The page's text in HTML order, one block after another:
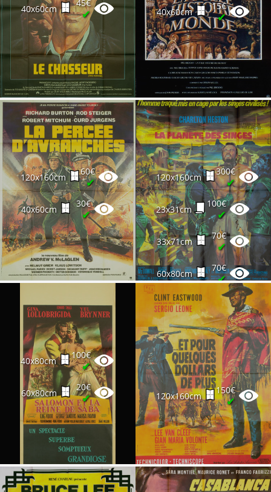
40x60cm
45€
✔ 40x60cm
15€
✔
120x160cm
60€
✔
40x60cm
30€
✔
120x160cm
300€
✔
23x31cm
100€
✔
33x71cm
70€
✔
60x80cm
70€
✔
40x80cm
100€
✔
60x80cm
20€
✔ 120x160cm
150€
✔